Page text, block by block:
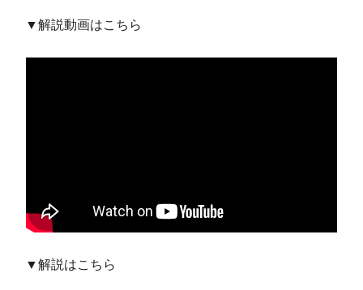
▼解説動画はこちら
▼解説はこちら